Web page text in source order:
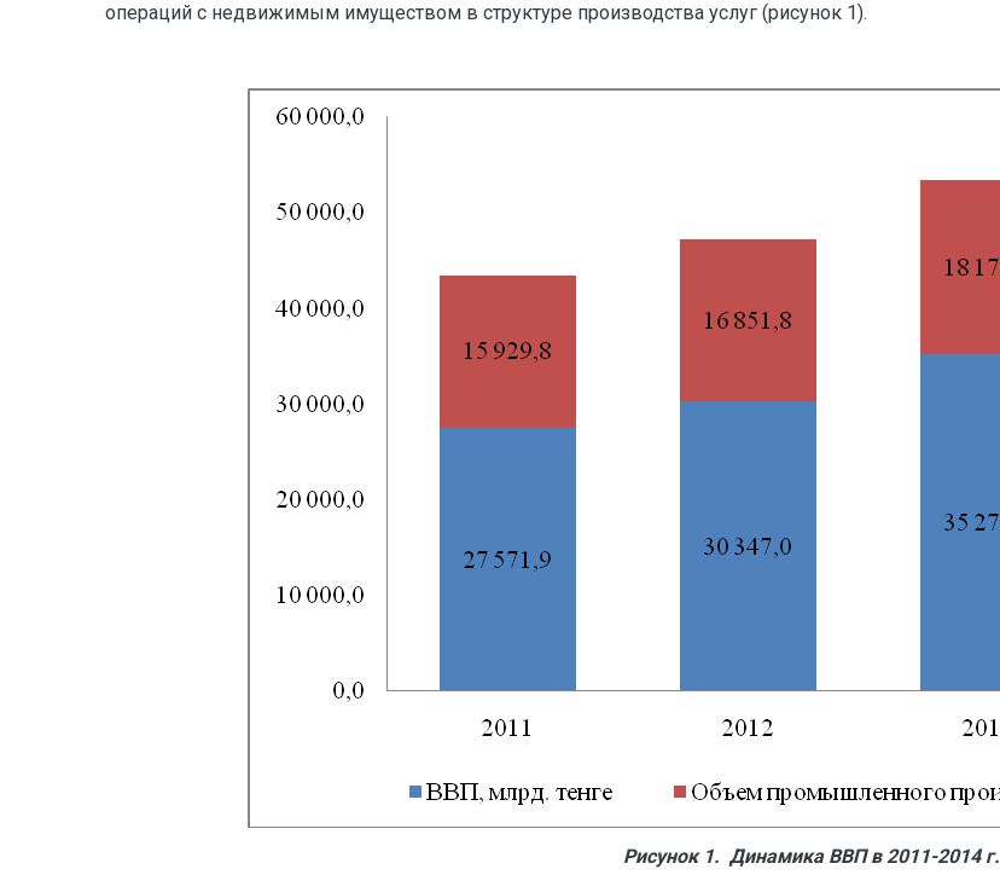
операций с недвижимым имуществом в структуре производства услуг (рисунок 1).
Рисунок 1. Динамика ВВП в 2011-2014 г.